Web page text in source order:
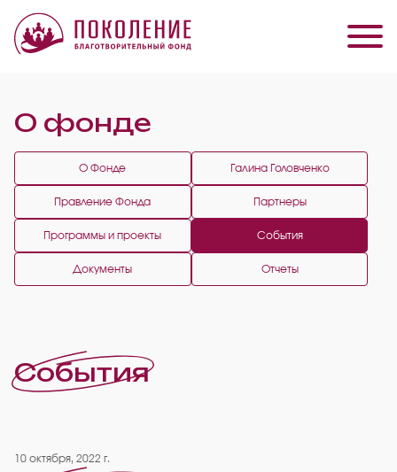
О фонде
О Фонде Галина Головченко
Правление Фонда Партнеры
Программы и проекты События
Документы Отчеты
События
10 октября, 2022 г.